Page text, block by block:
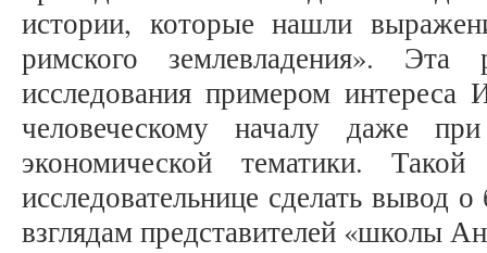
истории, которые нашли
римского землевладения».
исследования примером
человеческому началу даже
экономической тематики.
исследовательнице сделать вывод
взглядам представителей «школы